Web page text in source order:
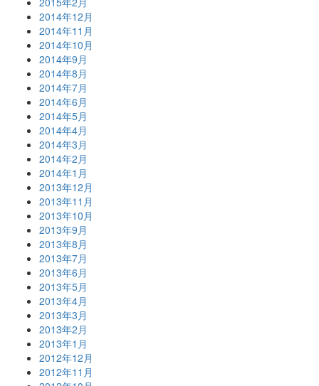
2014年12月
2014年11月
2014年10月
2014年9月
2014年8月
2014年7月
2014年6月
2014年5月
2014年4月
2014年3月
2014年2月
2014年1月
2013年12月
2013年11月
2013年10月
2013年9月
2013年8月
2013年7月
2013年6月
2013年5月
2013年4月
2013年3月
2013年2月
2013年1月
2012年12月
2012年11月